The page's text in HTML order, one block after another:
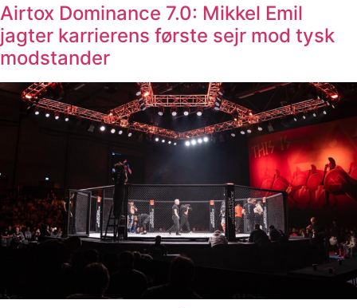
Airtox Dominance 7.0: Mikkel Emil
jagter karrierens første sejr mod tysk
modstander